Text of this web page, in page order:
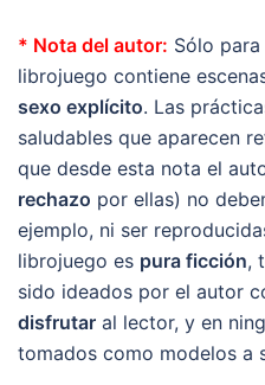
* Nota del autor: Sólo
librojuego contiene
sexo explícito. Las
saludables que aparecen
que desde esta nota el
rechazo por ellas) no
ejemplo, ni ser
librojuego es pura ficción,
sido ideados por el autor
disfrutar al lector, y en
tomados como modelos a